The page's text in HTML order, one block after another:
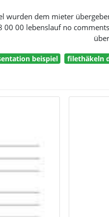
wurden dem mieter
00 lebenslauf no
beispiel filethäkeln